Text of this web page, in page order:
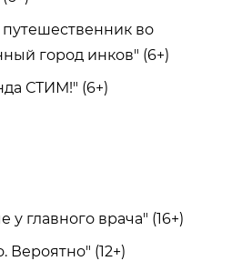
во
город инков" (6+)
СТИМ!" (6+)
главного врача" (16+)
(12+)